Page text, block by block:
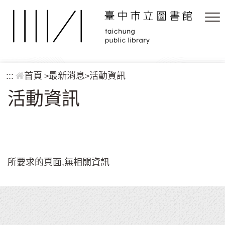
::: 首頁 >最新消息>活動資訊
活動資訊
所要求的頁面,無相關資訊